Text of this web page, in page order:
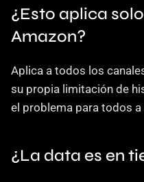
¿Esto aplica
Amazon?
Aplica a todos los
su propia limitación de
el problema para todos a
¿La data es en